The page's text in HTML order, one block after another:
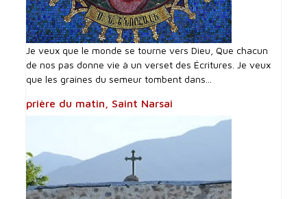
Je veux que le monde se tourne vers Dieu, Que chacun
de nos pas donne vie à un verset des Écritures. Je veux
que les graines du semeur tombent dans...
prière du matin, Saint Narsai